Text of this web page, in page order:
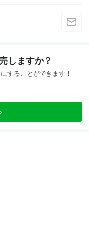
しますか？
することができます！